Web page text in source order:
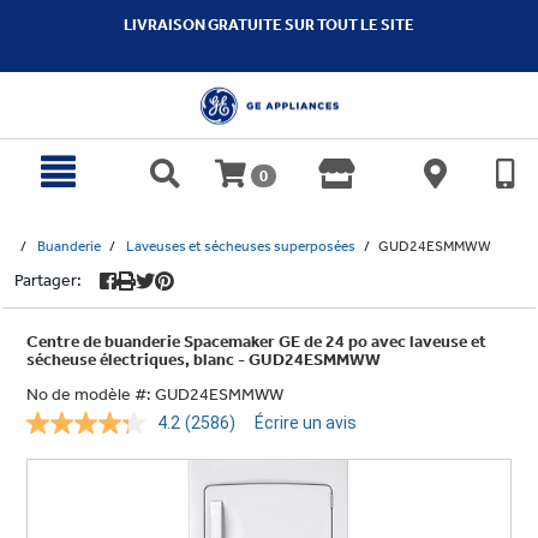
LIVRAISON GRATUITE SUR TOUT LE SITE
0
Buanderie Laveuses et sécheuses superposées GUD24ESMMWW
Partager:
Centre de buanderie Spacemaker GE de 24 po avec laveuse et
sécheuse électriques, blanc - GUD24ESMMWW
No de modèle #: GUD24ESMMWW
4.2 Lire
commentaires.
Lien
(2586) Écrire un avis